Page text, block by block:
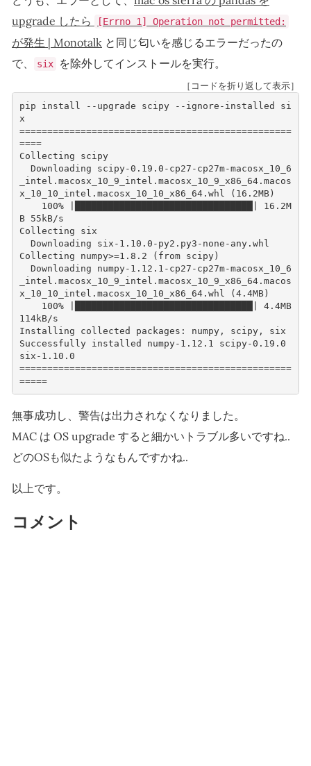
upgrade したら
[Errno 1] Operation not permitted:
が発生 | Monotalk と同じ匂いを感じるエラーだったの
で、
six を除外してインストールを実行。
［コードを折り返して表示］
pip install --upgrade scipy --ignore-installed si
x
=================================================
====
Collecting scipy
_intel.macosx_10_9_intel.macosx_10_9_x86_64.macos
x_10_10_intel.macosx_10_10_x86_64.whl (16.2MB)
B 55kB/s
Collecting six
  Downloading six-1.10.0-py2.py3-none-any.whl
Collecting numpy>=1.8.2 (from scipy)
_intel.macosx_10_9_intel.macosx_10_9_x86_64.macos
x_10_10_intel.macosx_10_10_x86_64.whl (4.4MB)
114kB/s
Installing collected packages: numpy, scipy, six
Successfully installed numpy-1.12.1 scipy-0.19.0
six-1.10.0
=================================================
=====
無事成功し、警告は出力されなくなりました。
MAC は OS upgrade すると細かいトラブル多いですね..
どのOSも似たようなもんですかね..
以上です。
コメント